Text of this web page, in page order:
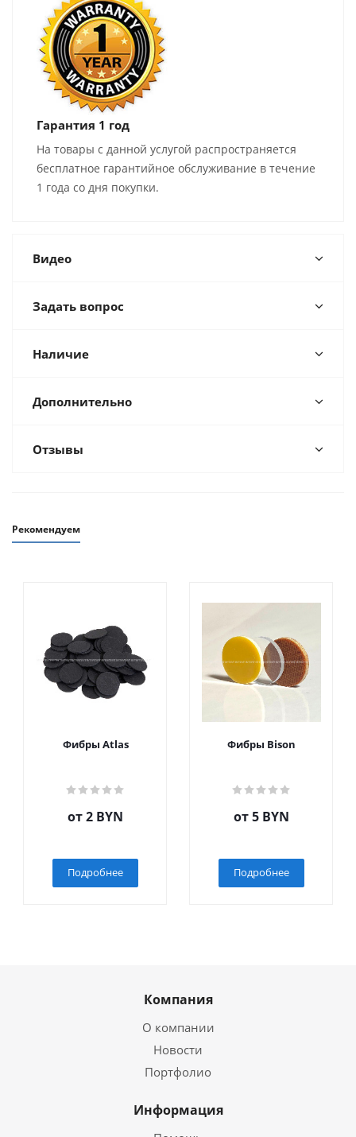
Гарантия 1 год
На товары с данной услугой распространяется
бесплатное гарантийное обслуживание в течение
1 года со дня покупки.
Видео
Задать вопрос
Наличие
Дополнительно
Отзывы
Рекомендуем
Фибры Atlas
от2 BYN
Подробнее
Фибры Bison
от5 BYN
Подробнее
Компания
О компании
Новости
Портфолио
Информация